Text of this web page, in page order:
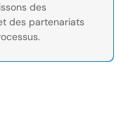
des
des partenariats